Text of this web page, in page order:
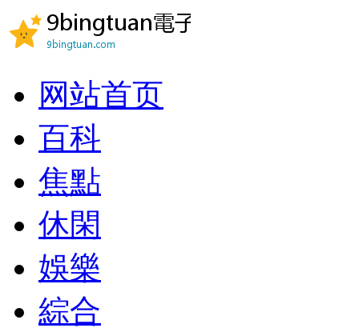
网站首页
百科
焦點
休閑
娛樂
綜合